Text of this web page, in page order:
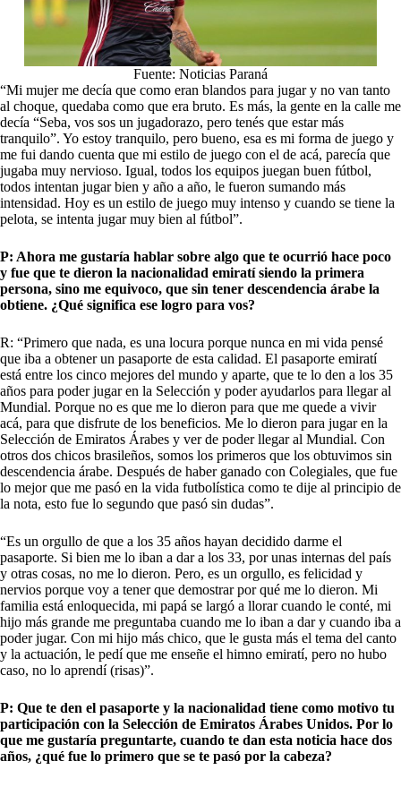
Fuente: Noticias Paraná
“Mi mujer me decía que como eran blandos para jugar y no van tanto
al choque, quedaba como que era bruto. Es más, la gente en la calle me
decía “Seba, vos sos un jugadorazo, pero tenés que estar más
tranquilo”. Yo estoy tranquilo, pero bueno, esa es mi forma de juego y
me fui dando cuenta que mi estilo de juego con el de acá, parecía que
jugaba muy nervioso. Igual, todos los equipos juegan buen fútbol,
todos intentan jugar bien y año a año, le fueron sumando más
intensidad. Hoy es un estilo de juego muy intenso y cuando se tiene la
pelota, se intenta jugar muy bien al fútbol”.
P: Ahora me gustaría hablar sobre algo que te ocurrió hace poco
y fue que te dieron la nacionalidad emiratí siendo la primera
persona, sino me equivoco, que sin tener descendencia árabe la
obtiene. ¿Qué significa ese logro para vos?
R: “Primero que nada, es una locura porque nunca en mi vida pensé
que iba a obtener un pasaporte de esta calidad. El pasaporte emiratí
está entre los cinco mejores del mundo y aparte, que te lo den a los 35
años para poder jugar en la Selección y poder ayudarlos para llegar al
Mundial. Porque no es que me lo dieron para que me quede a vivir
acá, para que disfrute de los beneficios. Me lo dieron para jugar en la
Selección de Emiratos Árabes y ver de poder llegar al Mundial. Con
otros dos chicos brasileños, somos los primeros que los obtuvimos sin
descendencia árabe. Después de haber ganado con Colegiales, que fue
lo mejor que me pasó en la vida futbolística como te dije al principio de
la nota, esto fue lo segundo que pasó sin dudas”.
“Es un orgullo de que a los 35 años hayan decidido darme el
pasaporte. Si bien me lo iban a dar a los 33, por unas internas del país
y otras cosas, no me lo dieron. Pero, es un orgullo, es felicidad y
nervios porque voy a tener que demostrar por qué me lo dieron. Mi
familia está enloquecida, mi papá se largó a llorar cuando le conté, mi
hijo más grande me preguntaba cuando me lo iban a dar y cuando iba a
poder jugar. Con mi hijo más chico, que le gusta más el tema del canto
y la actuación, le pedí que me enseñe el himno emiratí, pero no hubo
caso, no lo aprendí (risas)”.
P: Que te den el pasaporte y la nacionalidad tiene como motivo tu
participación con la Selección de Emiratos Árabes Unidos. Por lo
que me gustaría preguntarte, cuando te dan esta noticia hace dos
años, ¿qué fue lo primero que se te pasó por la cabeza?